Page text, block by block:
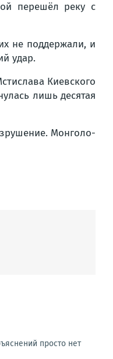
перешёл реку с
не поддержали, и
удар.
Киевского
лишь десятая
Монголо-
просто нет